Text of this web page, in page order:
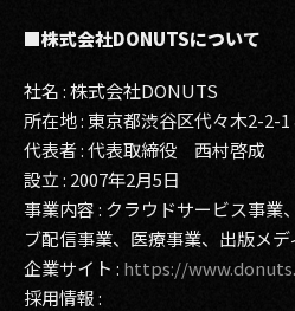
■株式会社DONUTSについて
社名 : 株式会社DONUTS
所在地 : 東京都渋谷区代々木2-2-
代表者 : 代表取締役 西村啓成
設立 : 2007年2月5日
事業内容 : クラウドサービス事業
ブ配信事業、医療事業、出版メ
企業サイト : https://
採用情報 :